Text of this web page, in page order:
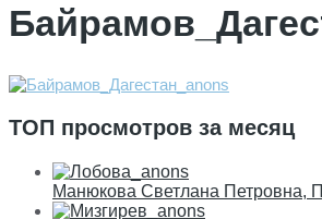
ТОП просмотров за месяц
Манюкова Светлана Петровна,